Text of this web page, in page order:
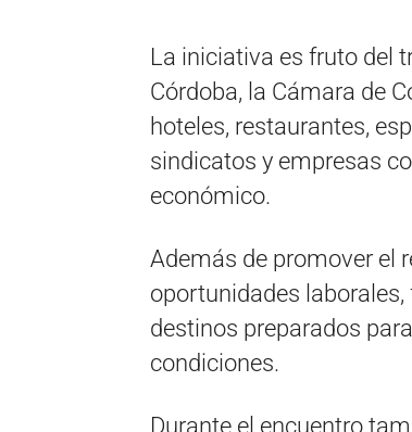
La iniciativa es fruto del
Córdoba, la Cámara de
hoteles, restaurantes,
sindicatos y empresas
económico.
Además de promover el
oportunidades
destinos preparados
condiciones.
Durante el encuentro